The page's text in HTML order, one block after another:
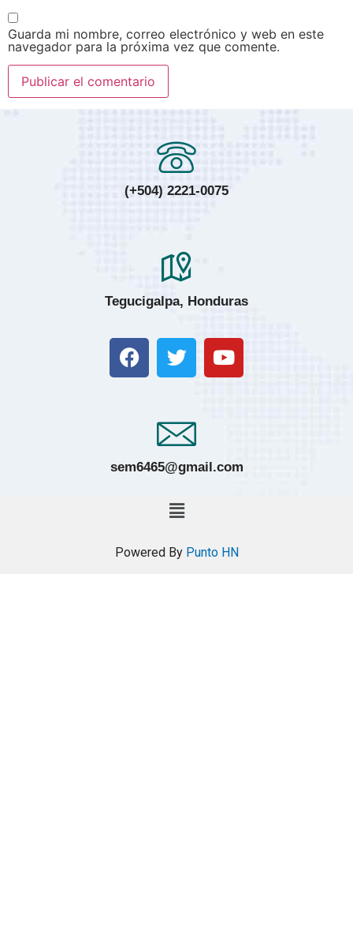
Guarda mi nombre, correo electrónico y web en este
navegador para la próxima vez que comente.
(+504) 2221-0075
Tegucigalpa, Honduras
sem6465@gmail.com
Powered By Punto HN